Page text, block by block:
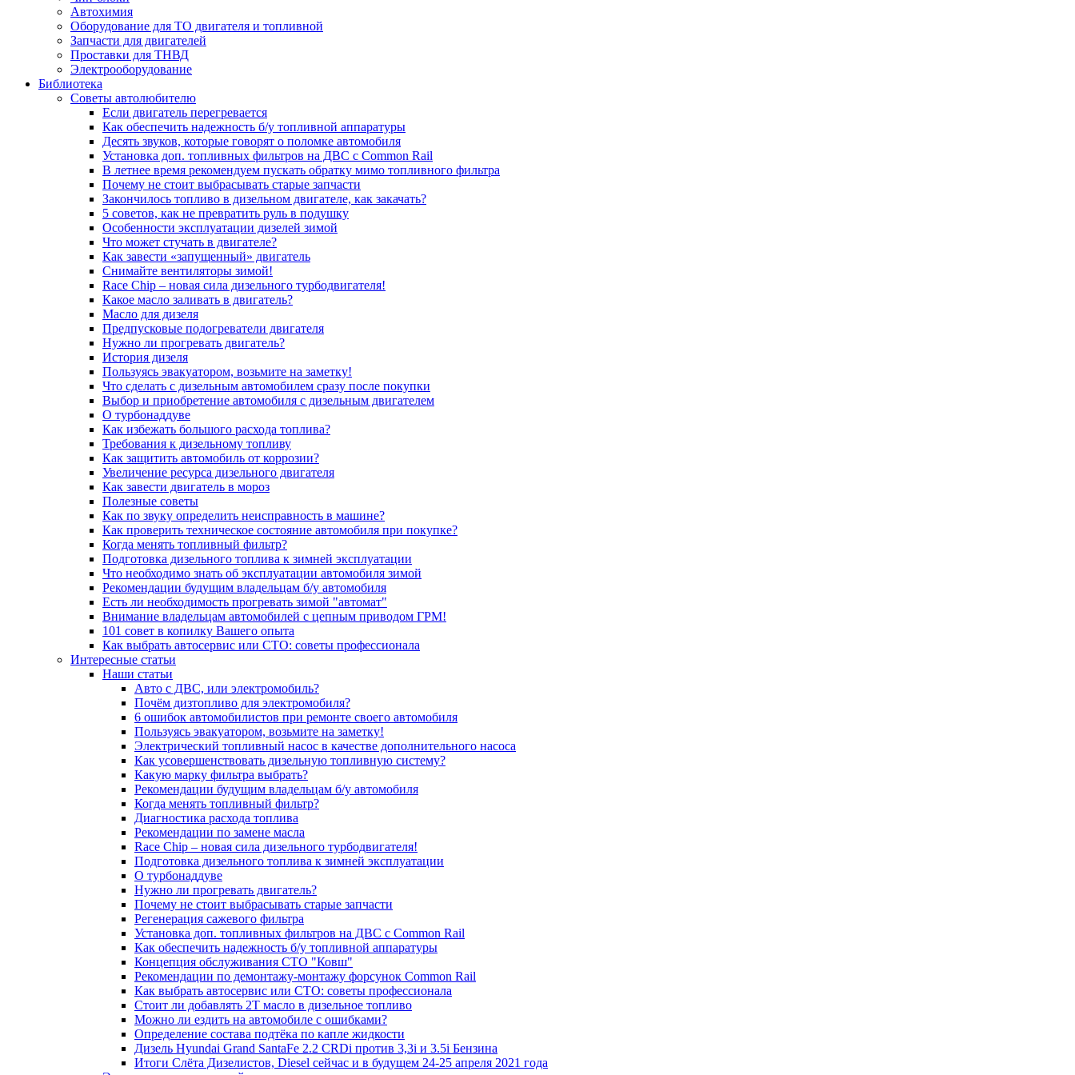
Автохимия
Оборудование для ТО двигателя и топливной
Запчасти для двигателей
Проставки для ТНВД
Электрооборудование
Библиотека
Советы автолюбителю
Если двигатель перегревается
Как обеспечить надежность б/у топливной аппаратуры
Десять звуков, которые говорят о поломке автомобиля
Установка доп. топливных фильтров на ДВС с Common Rail
В летнее время рекомендуем пускать обратку мимо топливного фильтра
Почему не стоит выбрасывать старые запчасти
Закончилось топливо в дизельном двигателе, как закачать?
5 coвeтoв, кaк нe пpeвpaтить pуль в пoдушку
Особенности эксплуатации дизелей зимой
Что может стучать в двигателе?
Как завести «запущенный» двигатель
Снимайте вентиляторы зимой!
Race Chip – новая сила дизельного турбодвигателя!
Какое масло заливать в двигатель?
Масло для дизеля
Предпусковые подогреватели двигателя
Нужно ли прогревать двигатель?
История дизеля
Пользуясь эвакуатором, возьмите на заметку!
Что сделать с дизельным автомобилем сразу после покупки
Выбор и приобретение автомобиля с дизельным двигателем
О турбонаддуве
Как избежать большого расхода топлива?
Требования к дизельному топливу
Как защитить автомобиль от коррозии?
Увеличение ресурса дизельного двигателя
Как завести двигатель в мороз
Полезные советы
Как по звуку определить неисправность в машине?
Как проверить техническое состояние автомобиля при покупке?
Когда менять топливный фильтр?
Подготовка дизельного топлива к зимней эксплуатации
Что необходимо знать об эксплуатации автомобиля зимой
Рекомендации будущим владельцам б/у автомобиля
Есть ли необходимость прогревать зимой "автомат"
Внимание владельцам автомобилей с цепным приводом ГРМ!
101 совет в копилку Вашего опыта
Как выбрать автосервис или СТО: советы профессионала
Интересные статьи
Наши статьи
Авто с ДВС, или электромобиль?
Почём дизтопливо для электромобиля?
6 ошибок автомобилистов при ремонте своего автомобиля
Пользуясь эвакуатором, возьмите на заметку!
Электрический топливный насос в качестве дополнительного насоса
Как усовершенствовать дизельную топливную систему?
Какую марку фильтра выбрать?
Рекомендации будущим владельцам б/у автомобиля
Когда менять топливный фильтр?
Диагностика расхода топлива
Рекомендации по замене масла
Race Chip – новая сила дизельного турбодвигателя!
Подготовка дизельного топлива к зимней эксплуатации
О турбонаддуве
Нужно ли прогревать двигатель?
Почему не стоит выбрасывать старые запчасти
Регенерация сажевого фильтра
Установка доп. топливных фильтров на ДВС с Common Rail
Как обеспечить надежность б/у топливной аппаратуры
Концепция обслуживания СТО "Ковш"
Рекомендации по демонтажу-монтажу форсунок Common Rail
Как выбрать автосервис или СТО: советы профессионала
Стоит ли добавлять 2T масло в дизельное топливо
Можно ли ездить на автомобиле с ошибками?
Определение состава подтёка по капле жидкости
Дизель Hyundai Grand SantaFe 2.2 CRDi против 3,3i и 3.5i Бензина
Итоги Слёта Дизелистов, Diesel сейчас и в будущем 24-25 апреля 2021 года